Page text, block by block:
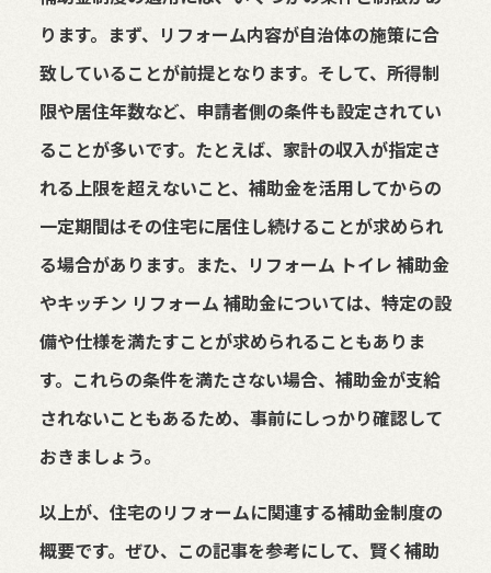
ります。まず、リフォーム内容が自治体の施策に合
致していることが前提となります。そして、所得制
限や居住年数など、申請者側の条件も設定されてい
ることが多いです。たとえば、家計の収入が指定さ
れる上限を超えないこと、補助金を活用してからの
一定期間はその住宅に居住し続けることが求められ
る場合があります。また、リフォーム トイレ 補助金
やキッチン リフォーム 補助金については、特定の設
備や仕様を満たすことが求められることもありま
す。これらの条件を満たさない場合、補助金が支給
されないこともあるため、事前にしっかり確認して
おきましょう。
以上が、住宅のリフォームに関連する補助金制度の
概要です。ぜひ、この記事を参考にして、賢く補助